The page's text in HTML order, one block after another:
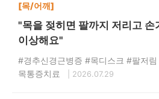
[목/어깨]
"목을 젖히면 팔까지 저리고 손
이상해요"
#경추신경근병증 #목디스크 #팔저
목통증치료
| 2026.07.29